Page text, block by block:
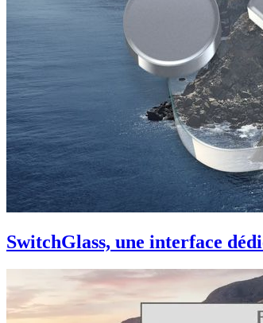
SwitchGlass, une interface